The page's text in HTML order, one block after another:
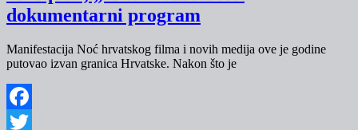
dokumentarni program
Manifestacija Noć hrvatskog filma i novih medija ove je godine
putovao izvan granica Hrvatske. Nakon što je
Facebook